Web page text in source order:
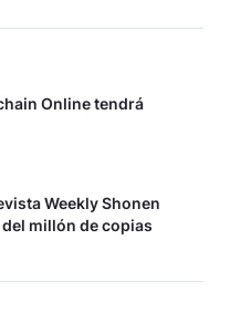
Online tendrá
Weekly Shonen
millón de copias